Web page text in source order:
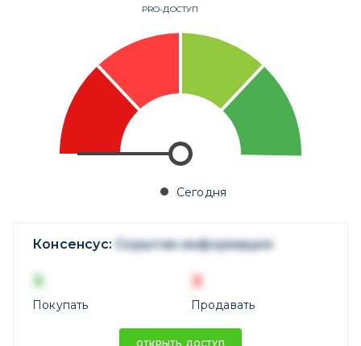
PRO-ДОСТУП
Сегодня
Консенсус: Скрытая информация
X
Покупать
X
Продавать